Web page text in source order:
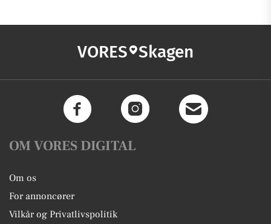
VORES Skagen
OM VORES DIGITAL
Om os
For annoncører
Vilkår og Privatlivspolitik